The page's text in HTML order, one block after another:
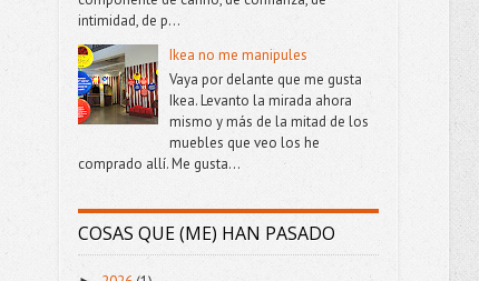
intimidad, de p...
Ikea no me manipules
Vaya por delante que me gusta
Ikea. Levanto la mirada ahora
mismo y más de la mitad de los
muebles que veo los he
comprado allí. Me gusta...
COSAS QUE (ME) HAN PASADO